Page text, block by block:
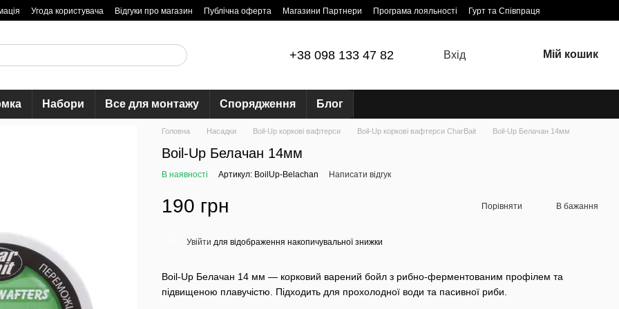
Угода користувача Відгуки про магазин Публічна оферта Магазини Партнери Програма лояльності Гурт та Співпраця
+38 098 133 47 82 Вхід Мій кошик
Набори Все для монтажу Спорядження Блог
Головна Насадки Boil-Up коркові вафтерси Boil-Up коркові вафтерси CharBait Boil-Up Белачан 14мм
Boil-Up Белачан 14мм
В наявності Артикул: BoilUp-Belachan Написати відгук
190 грн Порівняти В бажання
Увійти для відображення накопичувальної знижки
Boil-Up Белачан 14 мм — корковий варений бойл з рибно-ферментованим профілем та
підвищеною плавучістю. Підходить для прохолодної води та пасивної риби.